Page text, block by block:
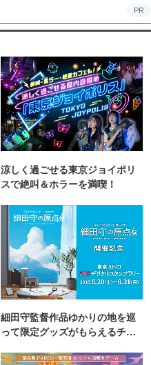
PR
涼しく過ごせる東京ジョイポリ
スで絶叫＆ホラーを満喫！
細田守監督作品ゆかりの地を巡
って限定グッズがもらえるチャ